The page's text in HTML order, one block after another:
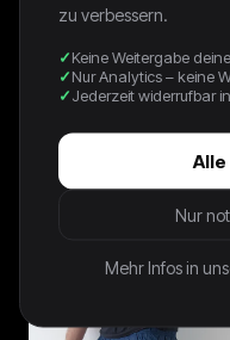
NIKE VINTAGE *PREMIUM*
zu verbessern.
Keine Weitergabe
Nur Analytics – keine
Jederzeit widerrufbar
Nur
Mehr Infos in